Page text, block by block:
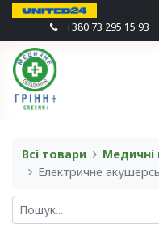
+380 73 295 15 93
Всі товари
Медичні
Електричне